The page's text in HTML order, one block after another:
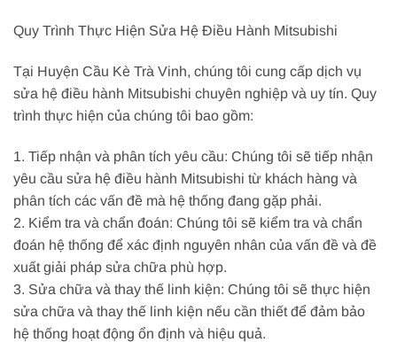
Quy Trình Thực Hiện Sửa Hệ Điều Hành Mitsubishi
Tại Huyện Cầu Kè Trà Vinh, chúng tôi cung cấp dịch vụ
sửa hệ điều hành Mitsubishi chuyên nghiệp và uy tín. Quy
trình thực hiện của chúng tôi bao gồm:
1. Tiếp nhận và phân tích yêu cầu: Chúng tôi sẽ tiếp nhận
yêu cầu sửa hệ điều hành Mitsubishi từ khách hàng và
phân tích các vấn đề mà hệ thống đang gặp phải.
2. Kiểm tra và chẩn đoán: Chúng tôi sẽ kiểm tra và chẩn
đoán hệ thống để xác định nguyên nhân của vấn đề và đề
xuất giải pháp sửa chữa phù hợp.
3. Sửa chữa và thay thế linh kiện: Chúng tôi sẽ thực hiện
sửa chữa và thay thế linh kiện nếu cần thiết để đảm bảo
hệ thống hoạt động ổn định và hiệu quả.